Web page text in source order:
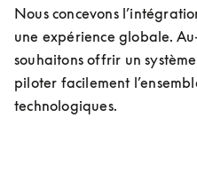
Nous concevons
une expérience globale.
souhaitons offrir un
piloter facilement
technologiques.